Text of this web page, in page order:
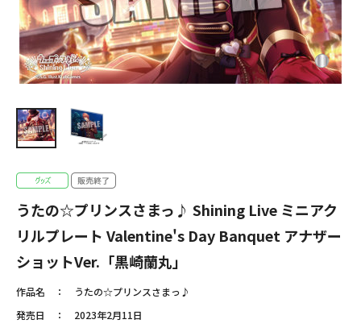
うたの☆プリンスさまっ♪ Shining Live ミニアク
リルプレート Valentine's Day Banquet アナザー
ショットVer.「黒崎蘭丸」
作品名
うたの☆プリンスさまっ♪
発売日
2023年2月11日